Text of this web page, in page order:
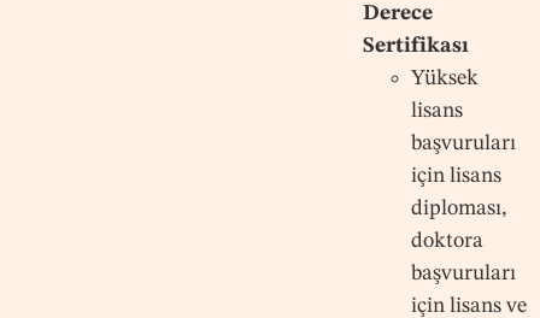
Derece
Sertifikası
Yüksek
lisans
başvuruları
için lisans
diploması,
doktora
başvuruları
için lisans ve